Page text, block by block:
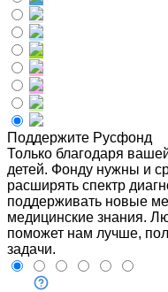
Поддержите Русфонд
Только благодаря
детей. Фонду нужны и
расширять спектр
поддерживать новые
медицинские знания.
поможет нам лучше,
задачи.